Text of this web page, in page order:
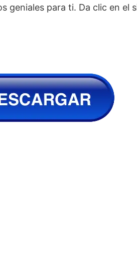
geniales para ti. Da clic en el